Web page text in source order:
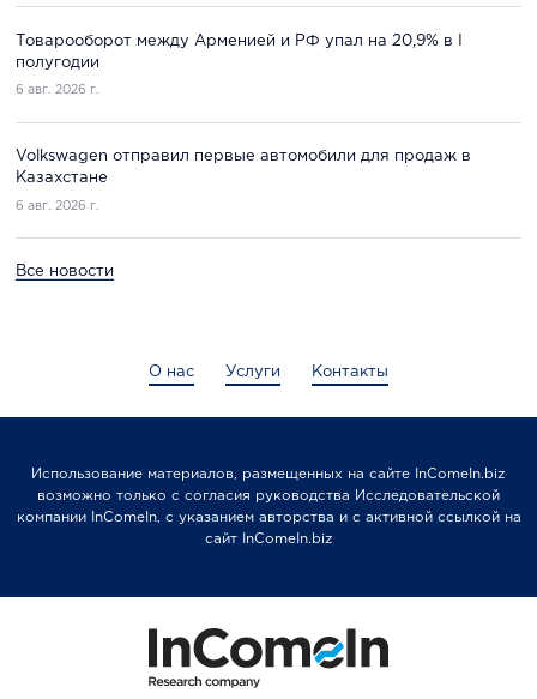
Товарооборот между Арменией и РФ упал на 20,9% в I
полугодии
6 авг. 2026 г.
Volkswagen отправил первые автомобили для продаж в
Казахстане
6 авг. 2026 г.
Все новости
О нас Услуги Контакты
Использование материалов, размещенных на сайте InComeIn.biz
возможно только с согласия руководства Исследовательской
компании InComeIn, с указанием авторства и с активной ссылкой на
сайт InComeIn.biz